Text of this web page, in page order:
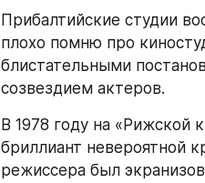
Прибалтийские студии
плохо помню про
блистательными
созвездием актеров.
В 1978 году на «Рижской
бриллиант невероятной
режиссера был